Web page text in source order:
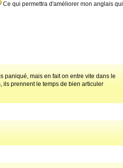
Ce qui permettra d'améliorer mon anglais qui
paniqué, mais en fait on entre vite dans le
ils prennent le temps de bien articuler